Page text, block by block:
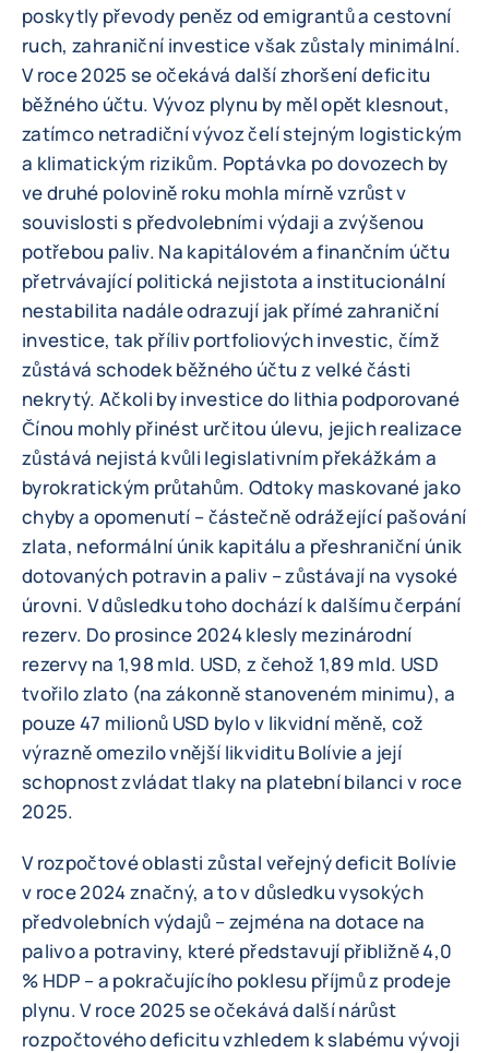
poskytly převody peněz od emigrantů a cestovní
ruch, zahraniční investice však zůstaly minimální.
V roce 2025 se očekává další zhoršení deficitu
běžného účtu. Vývoz plynu by měl opět klesnout,
zatímco netradiční vývoz čelí stejným logistickým
a klimatickým rizikům. Poptávka po dovozech by
ve druhé polovině roku mohla mírně vzrůst v
souvislosti s předvolebními výdaji a zvýšenou
potřebou paliv. Na kapitálovém a finančním účtu
přetrvávající politická nejistota a institucionální
nestabilita nadále odrazují jak přímé zahraniční
investice, tak příliv portfoliových investic, čímž
zůstává schodek běžného účtu z velké části
nekrytý. Ačkoli by investice do lithia podporované
Čínou mohly přinést určitou úlevu, jejich realizace
zůstává nejistá kvůli legislativním překážkám a
byrokratickým průtahům. Odtoky maskované jako
chyby a opomenutí – částečně odrážející pašování
zlata, neformální únik kapitálu a přeshraniční únik
dotovaných potravin a paliv – zůstávají na vysoké
úrovni. V důsledku toho dochází k dalšímu čerpání
rezerv. Do prosince 2024 klesly mezinárodní
rezervy na 1,98 mld. USD, z čehož 1,89 mld. USD
tvořilo zlato (na zákonně stanoveném minimu), a
pouze 47 milionů USD bylo v likvidní měně, což
výrazně omezilo vnější likviditu Bolívie a její
schopnost zvládat tlaky na platební bilanci v roce
2025.
V rozpočtové oblasti zůstal veřejný deficit Bolívie
v roce 2024 značný, a to v důsledku vysokých
předvolebních výdajů – zejména na dotace na
palivo a potraviny, které představují přibližně 4,0
% HDP – a pokračujícího poklesu příjmů z prodeje
plynu. V roce 2025 se očekává další nárůst
rozpočtového deficitu vzhledem k slabému vývoji